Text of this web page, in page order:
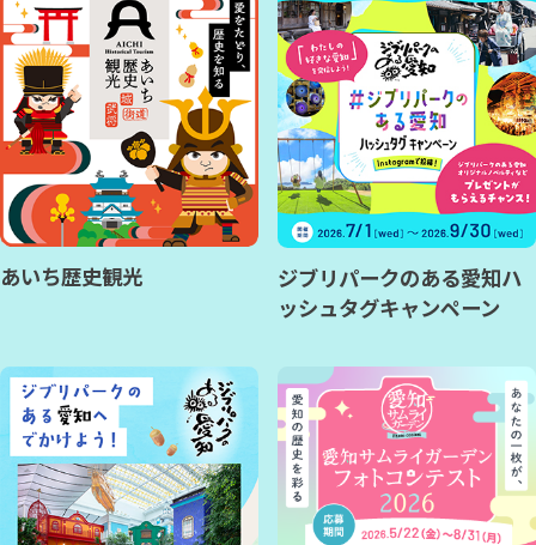
あいち歴史観光
ジブリパークのある愛知ハ
ッシュタグキャンペーン